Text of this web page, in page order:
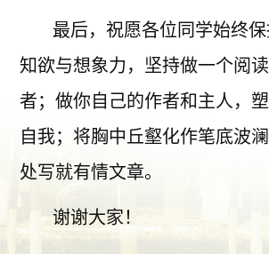
最后，祝愿各位同学始终
知欲与想象力，坚持做一个阅
者；做你自己的作者和主人，
自我；将胸中丘壑化作笔底波
处写就有情文章。
谢谢大家！